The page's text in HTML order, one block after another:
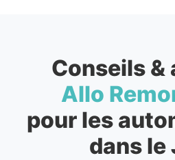
Conseils &
Allo
pour les
dans le